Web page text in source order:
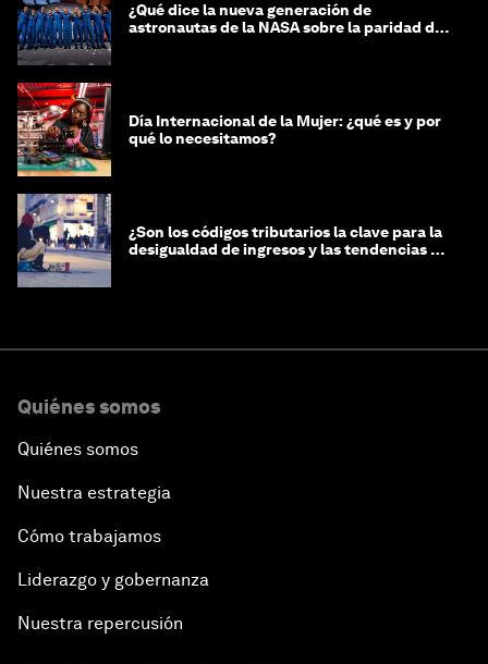
¿Qué dice la nueva generación de
astronautas de la NASA sobre la paridad de
Día Internacional de la Mujer: ¿qué es y por
qué lo necesitamos?
¿Son los códigos tributarios la clave para la
desigualdad de ingresos y las tendencias de
Quiénes somos
Quiénes somos
Nuestra estrategia
Cómo trabajamos
Liderazgo y gobernanza
Nuestra repercusión